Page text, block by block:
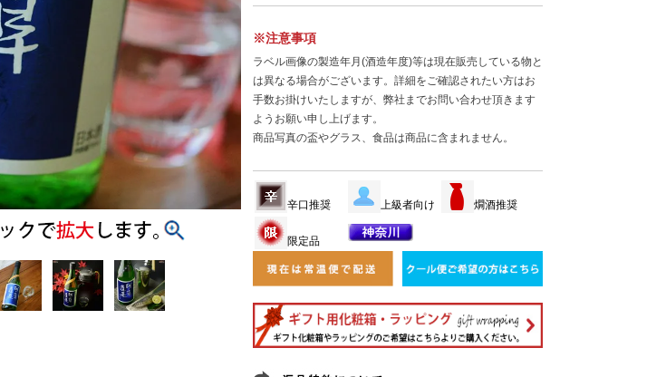
※注意事項
ラベル画像の製造年月(酒造年度)等は現在販売している物と
は異なる場合がございます。詳細をご確認されたい方はお
手数お掛けいたしますが、弊社までお問い合わせ頂きます
ようお願い申し上げます。
商品写真の盃やグラス、食品は商品に含まれません。
辛口推奨 上級者向け 燗酒推奨
限定品